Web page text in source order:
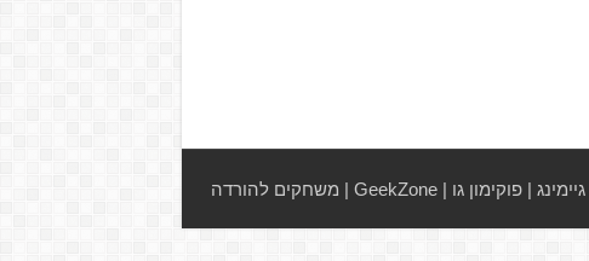
גיימינג |פוקימון גו |
GeekZone
| משחקים להורדה